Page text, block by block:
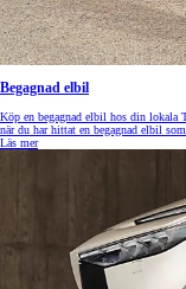
Begagnad elbil
Köp en begagnad elbil hos din lokala
när du har hittat en begagnad elbil
Läs mer